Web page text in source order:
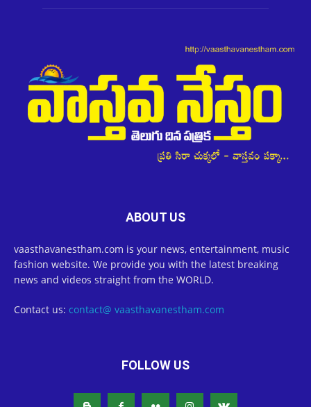
ABOUT US
vaasthavanestham.com is your news, entertainment, music
fashion website. We provide you with the latest breaking
news and videos straight from the WORLD.
Contact us: contact@ vaasthavanestham.com
FOLLOW US